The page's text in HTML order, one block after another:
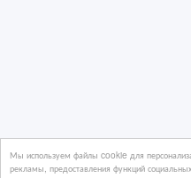
Мы используем файлы cookie для
рекламы, предоставления функций